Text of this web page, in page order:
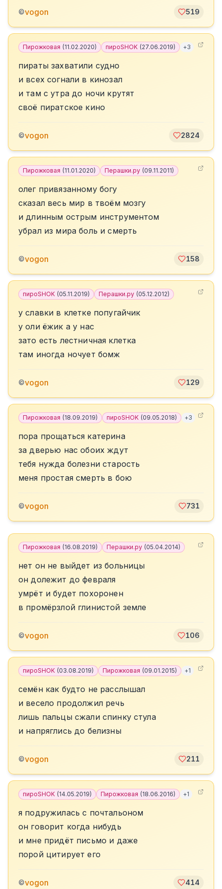
©vogon 519
Пирожковая (11.02.2020) пироSHOK (27.06.2019) +3
пираты захватили судно
и всех согнали в кинозал
и там с утра до ночи крутят
своё пиратское кино
©vogon 2824
Пирожковая (11.01.2020) Перашки.ру (09.11.2011)
олег привязанному богу
сказал весь мир в твоём мозгу
и длинным острым инструментом
убрал из мира боль и смерть
©vogon 158
пироSHOK (05.11.2019) Перашки.ру (05.12.2012)
у славки в клетке попугайчик
у оли ёжик а у нас
зато есть лестничная клетка
там иногда ночует бомж
©vogon 129
Пирожковая (18.09.2019) пироSHOK (09.05.2018) +3
пора прощаться катерина
за дверью нас обоих ждут
тебя нужда болезни старость
меня простая смерть в бою
©vogon 731
Пирожковая (16.08.2019) Перашки.ру (05.04.2014)
нет он не выйдет из больницы
он долежит до февраля
умрёт и будет похоронен
в промёрзлой глинистой земле
©vogon 106
пироSHOK (03.08.2019) Пирожковая (09.01.2015) +1
семён как будто не расслышал
и весело продолжил речь
лишь пальцы сжали спинку стула
и напряглись до белизны
©vogon 211
пироSHOK (14.05.2019) Пирожковая (18.06.2016) +1
я подружилась с почтальоном
он говорит когда нибудь
и мне придёт письмо и даже
порой цитирует его
©vogon 414